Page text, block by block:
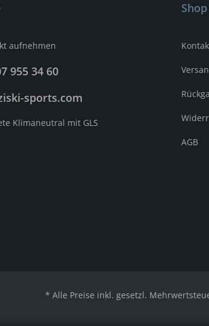
aufnehmen
955 34 60
sports.com
Klimaneutral mit GLS
AGB
* Alle Preise inkl. gesetzl.